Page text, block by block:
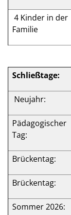
4 Kinder in der
Familie
Schließtage:
Neujahr:
Pädagogischer
Tag:
Brückentag:
Brückentag:
Sommer 2026: